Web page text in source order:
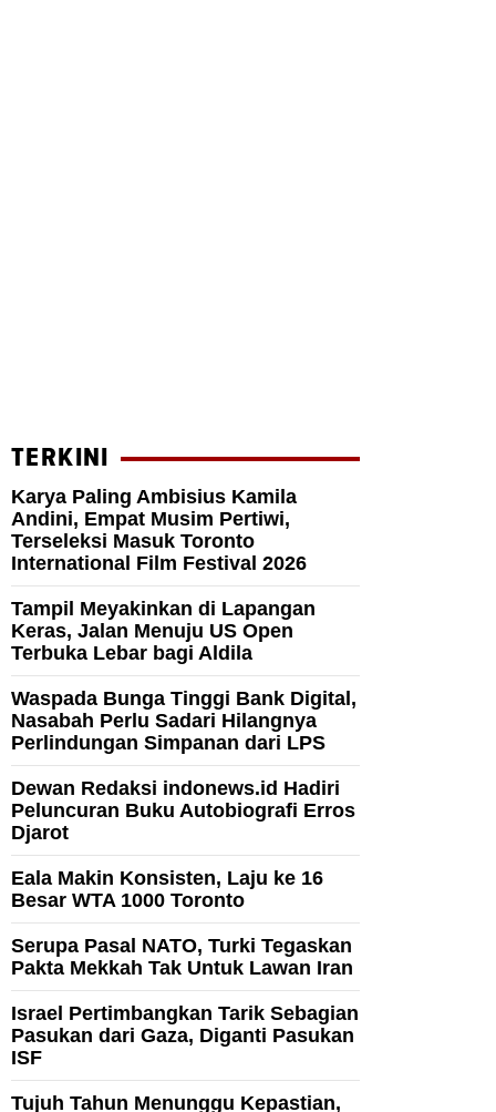
TERKINI
Karya Paling Ambisius Kamila
Andini, Empat Musim Pertiwi,
Terseleksi Masuk Toronto
International Film Festival 2026
Tampil Meyakinkan di Lapangan
Keras, Jalan Menuju US Open
Terbuka Lebar bagi Aldila
Waspada Bunga Tinggi Bank Digital,
Nasabah Perlu Sadari Hilangnya
Perlindungan Simpanan dari LPS
Dewan Redaksi indonews.id Hadiri
Peluncuran Buku Autobiografi Erros
Djarot
Eala Makin Konsisten, Laju ke 16
Besar WTA 1000 Toronto
Serupa Pasal NATO, Turki Tegaskan
Pakta Mekkah Tak Untuk Lawan Iran
Israel Pertimbangkan Tarik Sebagian
Pasukan dari Gaza, Diganti Pasukan
ISF
Tujuh Tahun Menunggu Kepastian,